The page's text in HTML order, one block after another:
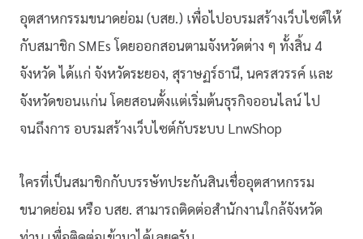
อุตสาหกรรมขนาดย่อม (บสย.) เพื่อไปอบรมสร้างเว็บไซต์ให้
กับสมาชิก SMEs โดยออกสอนตามจังหวัดต่าง ๆ ทั้งสิ้น 4
จังหวัด ได้แก่ จังหวัดระยอง, สุราษฏร์ธานี, นครสวรรค์ และ
จังหวัดขอนแก่น โดยสอนตั้งแต่เริ่มต้นธุรกิจออนไลน์ ไป
จนถึงการ อบรมสร้างเว็บไซต์กับระบบ LnwShop
ใครที่เป็นสมาชิกกับบรรษัทประกันสินเชื่ออุตสาหกรรม
ขนาดย่อม หรือ บสย. สามารถติดต่อสำนักงานใกล้จังหวัด